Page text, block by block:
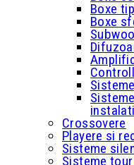
Boxe
Boxe
Crossovere
Playere si
Sisteme
Sisteme